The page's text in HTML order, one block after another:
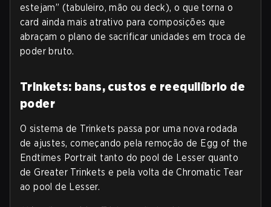
estejam” (tabuleiro, mão ou deck), o que torna o
card ainda mais atrativo para composições que
abraçam o plano de sacrificar unidades em troca de
poder bruto.
Trinkets: bans, custos e reequilíbrio de
poder
O sistema de Trinkets passa por uma nova rodada
de ajustes, começando pela remoção de Egg of the
Endtimes Portrait tanto do pool de Lesser quanto
de Greater Trinkets e pela volta de Chromatic Tear
ao pool de Lesser.